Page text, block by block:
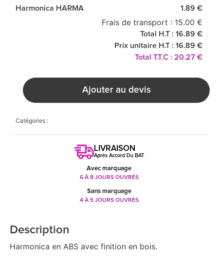
Harmonica HARMA 1.89 €
Frais de transport : 15.00 €
Total H.T : 16.89 €
Prix unitaire H.T : 16.89 €
Total T.T.C : 20.27 €
Ajouter au devis
Catégories :
LIVRAISON
Après Accord Du BAT
Avec marquage
6 À 8 JOURS OUVRÉS
Sans marquage
4 À 5 JOURS OUVRÉS
Description
Harmonica en ABS avec finition en bois.